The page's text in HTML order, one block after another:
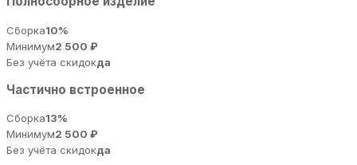
Сборка10%
Минимум2 500 ₽
Без учёта скидокда
Частично встроенное
Сборка13%
Минимум2 500 ₽
Без учёта скидокда